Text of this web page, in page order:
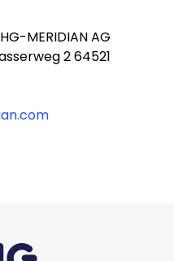
MERIDIAN AG
2 64521